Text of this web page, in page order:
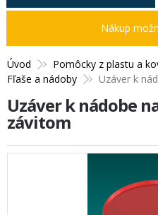
Úvod Pomôcky z plastu a
Fľaše a nádoby
Uzáver k
Uzáver k nádobe
závitom
Nákup